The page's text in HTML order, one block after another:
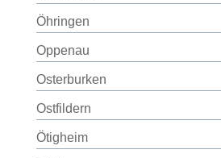
Öhringen
Oppenau
Osterburken
Ostfildern
Ötigheim